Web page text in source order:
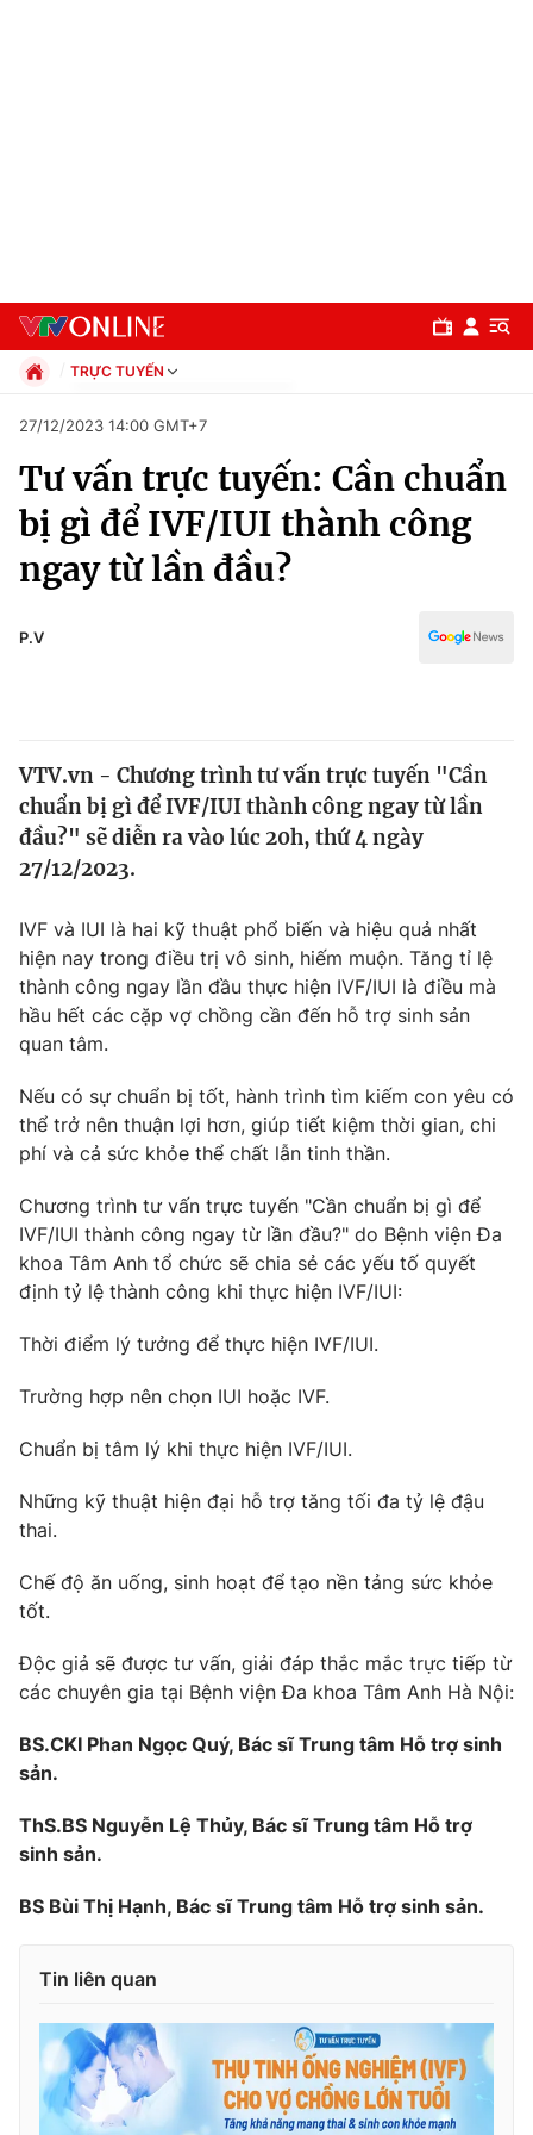
Chuyên mục
Chính trị
Thế giới
Tin tức
Câu chuyện quốc tế
Kinh tế
Tài chính
Thị trường
Góc doanh nghiệp
Dữ liệu và đời sống
Truyền hình
Hậu trường
Nhân vật
Khán giả
Giải sao mai
Giải trí
Điện ảnh
Sao
Đời sống
Du lịch
Làm đẹp
Chất lượng cuộc sống
Giáo dục
Tuyển sinh
Học trực tuyến
Công nghệ
Hitech Công nghệ tương lai
Sản phẩm
Thị trường
Tư vấn
Lịch phát sóng
Chuyên mục khác
Emagazine Podcast
Shorts video
VTV Money
VTV Sức khoẻ
Thị trường 24h Tấm lòng Việt
VTV4
VTV9 VTV8
Liên hệ tòa soạn English
TRỰC TUYẾN
Xã hội
Pháp luật
Kinh tế
Thể thao
Truyền hình
Văn hóa - Giải trí
27/12/2023 14:00 GMT+7
Tư vấn trực tuyến: Cần chuẩn
bị gì để IVF/IUI thành công
ngay từ lần đầu?
P.V
VTV.vn - Chương trình tư vấn trực tuyến "Cần
chuẩn bị gì để IVF/IUI thành công ngay từ lần
đầu?" sẽ diễn ra vào lúc 20h, thứ 4 ngày
27/12/2023.
IVF và IUI là hai kỹ thuật phổ biến và hiệu quả nhất
hiện nay trong điều trị vô sinh, hiếm muộn. Tăng tỉ lệ
thành công ngay lần đầu thực hiện IVF/IUI là điều mà
hầu hết các cặp vợ chồng cần đến hỗ trợ sinh sản
quan tâm.
Nếu có sự chuẩn bị tốt, hành trình tìm kiếm con yêu có
thể trở nên thuận lợi hơn, giúp tiết kiệm thời gian, chi
phí và cả sức khỏe thể chất lẫn tinh thần.
Chương trình tư vấn trực tuyến "Cần chuẩn bị gì để
IVF/IUI thành công ngay từ lần đầu?" do Bệnh viện Đa
khoa Tâm Anh tổ chức sẽ chia sẻ các yếu tố quyết
định tỷ lệ thành công khi thực hiện IVF/IUI:
Thời điểm lý tưởng để thực hiện IVF/IUI.
️Trường hợp nên chọn IUI hoặc IVF.
️Chuẩn bị tâm lý khi thực hiện IVF/IUI.
️Những kỹ thuật hiện đại hỗ trợ tăng tối đa tỷ lệ đậu
thai.
Chế độ ăn uống, sinh hoạt để tạo nền tảng sức khỏe
tốt.
Độc giả sẽ được tư vấn, giải đáp thắc mắc trực tiếp từ
các chuyên gia tại Bệnh viện Đa khoa Tâm Anh Hà Nội:
BS.CKI Phan Ngọc Quý, Bác sĩ Trung tâm Hỗ trợ sinh
sản.
ThS.BS Nguyễn Lệ Thủy, Bác sĩ Trung tâm Hỗ trợ
sinh sản.
BS Bùi Thị Hạnh, Bác sĩ Trung tâm Hỗ trợ sinh sản.
Tin liên quan